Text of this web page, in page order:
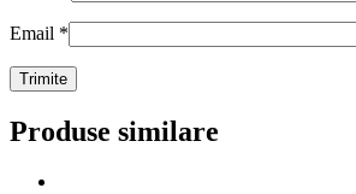
Email *
Produse similare